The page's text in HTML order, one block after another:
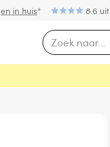
in huis* 8.6 uit